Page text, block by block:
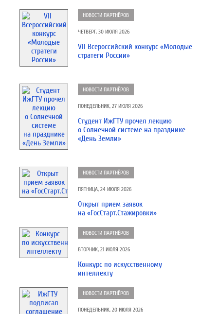
НОВОСТИ ПАРТНЁРОВ
ЧЕТВЕРГ, 30 ИЮЛЯ 2026
VII Всероссийский конкурс «Молодые
стратеги России»
НОВОСТИ ПАРТНЁРОВ
ПОНЕДЕЛЬНИК, 27 ИЮЛЯ 2026
Студент ИжГТУ прочел лекцию
о Солнечной системе на празднике
«День Земли»
НОВОСТИ ПАРТНЁРОВ
ПЯТНИЦА, 24 ИЮЛЯ 2026
Открыт прием заявок
на «ГосСтарт.Стажировки»
НОВОСТИ ПАРТНЁРОВ
ВТОРНИК, 21 ИЮЛЯ 2026
Конкурс по искусственному
интеллекту
НОВОСТИ ПАРТНЁРОВ
ПОНЕДЕЛЬНИК, 20 ИЮЛЯ 2026